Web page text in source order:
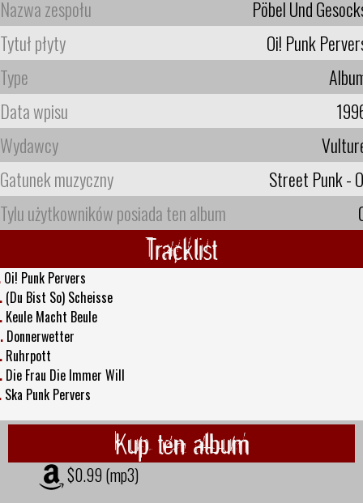
Nazwa zespołu
Pöbel Und
Tytuł płyty
Oi! Punk
Type
Data wpisu
Wydawcy
Gatunek muzyczny
Street Punk -
Tylu użytkowników posiada ten album
Tracklist
Oi! Punk Pervers
(Du Bist So) Scheisse
Keule Macht Beule
Donnerwetter
Ruhrpott
Die Frau Die Immer Will
Ska Punk Pervers
Kup ten album
$0.99 (mp3)